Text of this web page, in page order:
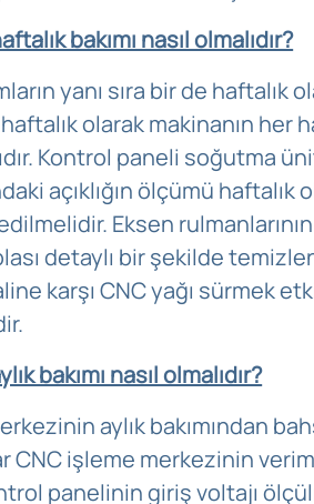
bakımı nasıl olmalıdır?
yanı sıra bir de haftalık
olarak makinanın her
Kontrol paneli soğutma
açıklığın ölçümü haftalık
Eksen
detaylı bir şekilde
karşı CNC yağı sürmek etkili
bakımı nasıl olmalıdır?
aylık bakımından
CNC işleme merkezinin
panelinin giriş voltajı